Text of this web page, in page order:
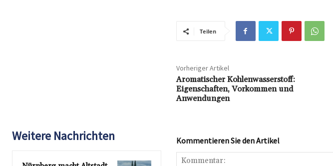
Teilen
Vorheriger Artikel
Aromatischer Kohlenwasserstoff:
Eigenschaften, Vorkommen und
Anwendungen
Weitere Nachrichten Kommentieren Sie den Artikel